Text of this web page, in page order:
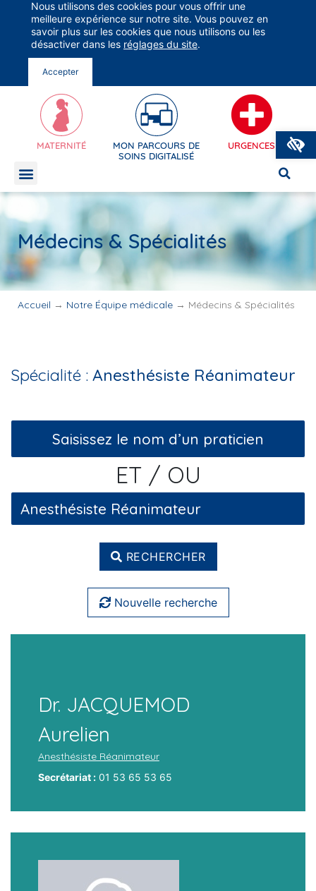
Groupe Vivalto Santé
Entre nous, la vie
MATERNITÉ
MON APPLI EN LIGNE
MON PARCOURS DE
SOINS DIGITALISÉ
URGENCES
Médecins & Spécialités
Accueil → Notre Équipe médicale → Médecins & Spécialités
Spécialité : Anesthésiste Réanimateur
ET / OU
RECHERCHER
Nouvelle recherche
Dr. JACQUEMOD
Aurelien
Anesthésiste Réanimateur
Secrétariat : 01 53 65 53 65
Nous utilisons des cookies pour vous offrir une
meilleure expérience sur notre site. Vous pouvez en
savoir plus sur les cookies que nous utilisons ou les
désactiver dans les réglages du site.
Accepter